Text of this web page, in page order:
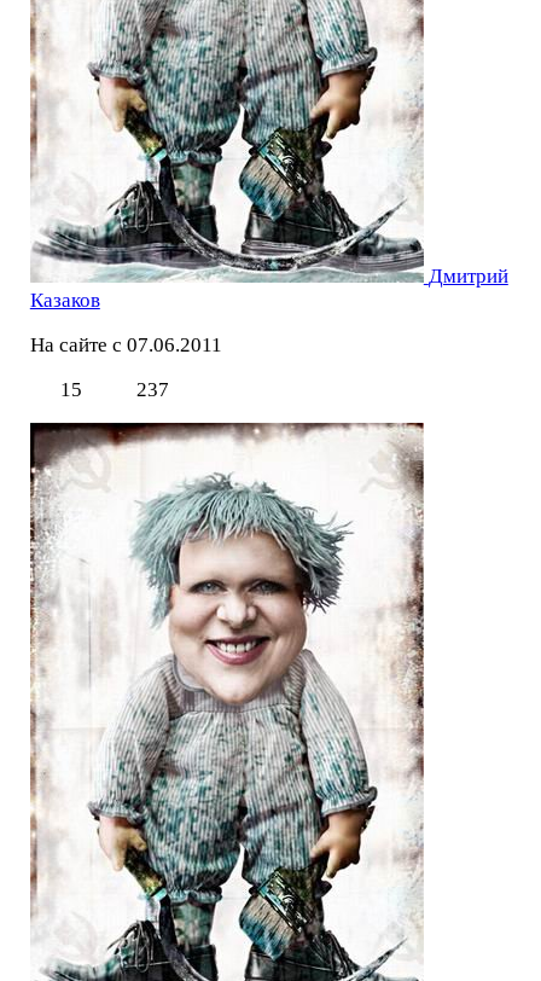
Дмитрий
Казаков
На сайте с 07.06.2011
15
237